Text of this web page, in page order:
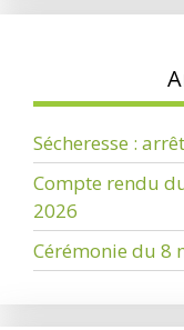
Sécheresse :
Compte rendu
2026
Cérémonie du 8